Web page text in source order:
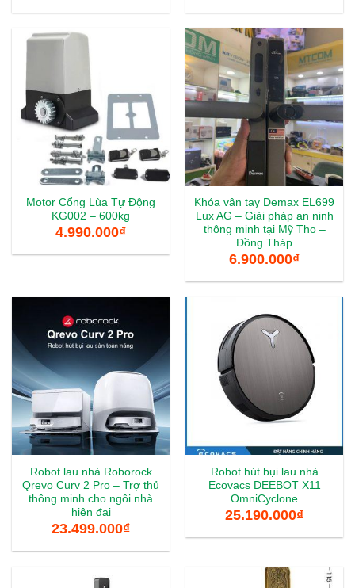
Motor Cổng Lùa Tự Động
KG002 – 600kg
4.990.000₫
Khóa vân tay Demax EL699
Lux AG – Giải pháp an ninh
thông minh tại Mỹ Tho –
Đồng Tháp
6.900.000₫
Robot lau nhà Roborock
Qrevo Curv 2 Pro – Trợ thủ
thông minh cho ngôi nhà
hiện đại
23.499.000₫
Robot hút bụi lau nhà
Ecovacs DEEBOT X11
OmniCyclone
25.190.000₫